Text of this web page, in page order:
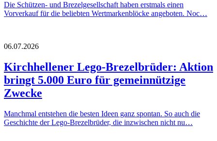
Die Schützen- und Brezelgesellschaft haben erstmals einen
Vorverkauf für die beliebten Wertmarkenblöcke angeboten. Noc…
06.07.2026
Kirchhellener Lego-Brezelbrüder: Aktion
bringt 5.000 Euro für gemeinnützige
Zwecke
Manchmal entstehen die besten Ideen ganz spontan. So auch die
Geschichte der Lego-Brezelbrüder, die inzwischen nicht nu…